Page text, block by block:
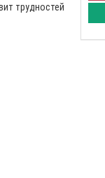
трудностей